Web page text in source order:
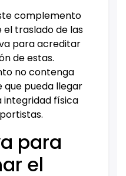
complemento
traslado de las
para acreditar
de estas.
no contenga
que pueda llegar
integridad física
para
el